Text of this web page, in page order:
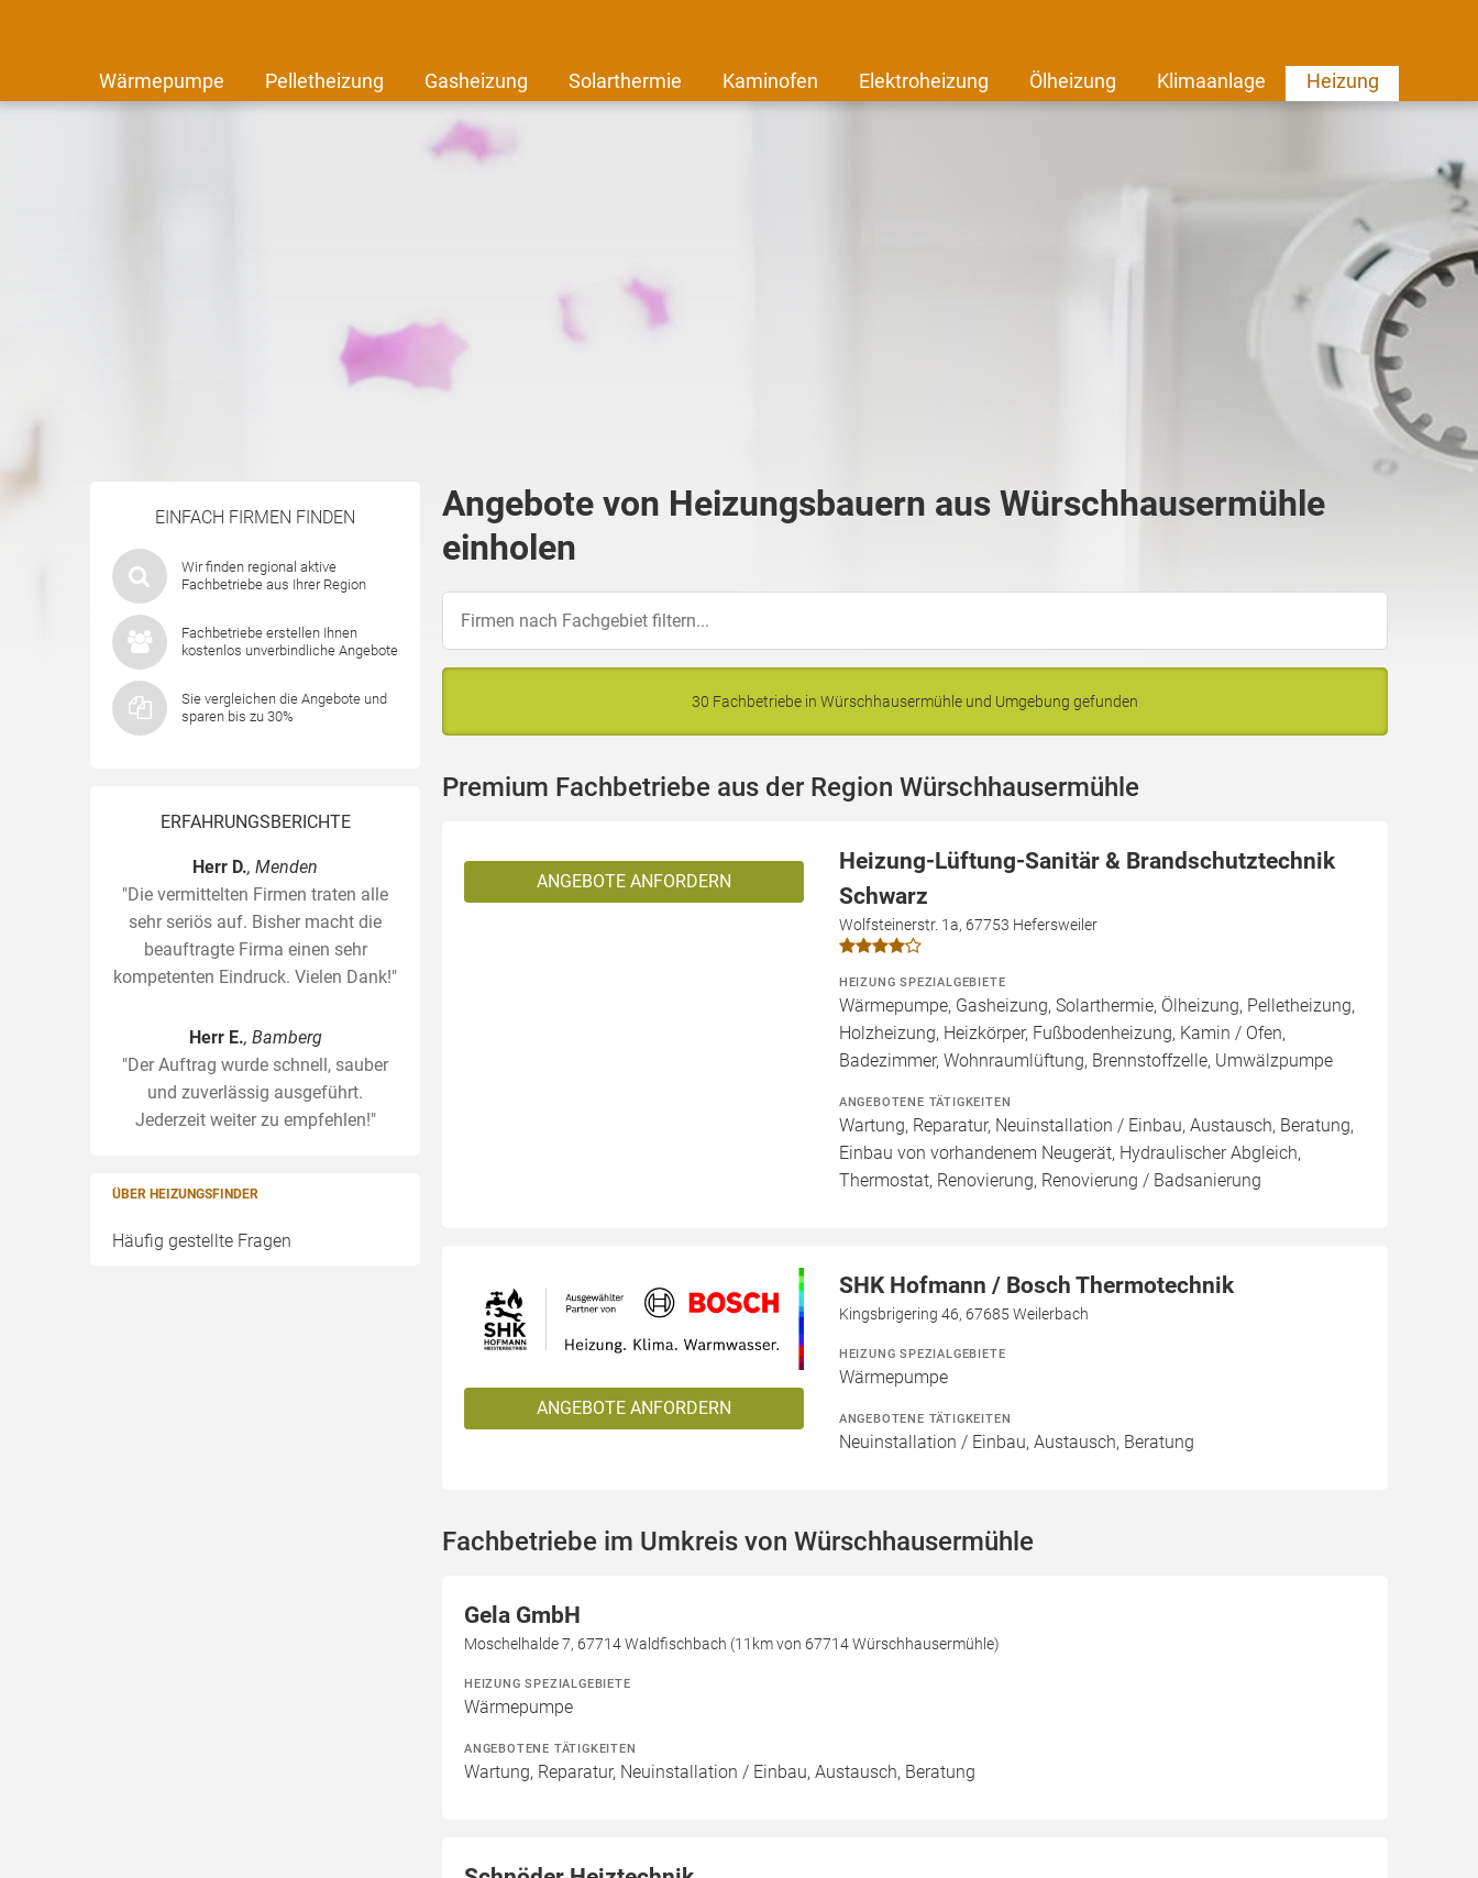
Wärmepumpe Pelletheizung Gasheizung Solarthermie Kaminofen Elektroheizung Ölheizung Klimaanlage Heizung
EINFACH FIRMEN FINDEN
Wir finden regional aktive
Fachbetriebe aus Ihrer Region
Fachbetriebe erstellen Ihnen
kostenlos unverbindliche Angebote
Sie vergleichen die Angebote und
sparen bis zu 30%
ERFAHRUNGSBERICHTE
Herr D., Menden
"Die vermittelten Firmen traten alle
sehr seriös auf. Bisher macht die
beauftragte Firma einen sehr
kompetenten Eindruck. Vielen Dank!"
Herr E., Bamberg
"Der Auftrag wurde schnell, sauber
und zuverlässig ausgeführt.
Jederzeit weiter zu empfehlen!"
ÜBER HEIZUNGSFINDER
Häufig gestellte Fragen
Angebote von Heizungsbauern aus Würschhausermühle
einholen
30 Fachbetriebe in Würschhausermühle und Umgebung gefunden
Premium Fachbetriebe aus der Region Würschhausermühle
ANGEBOTE ANFORDERN
Heizung-Lüftung-Sanitär & Brandschutztechnik
Schwarz
Wolfsteinerstr. 1a, 67753 Hefersweiler
HEIZUNG SPEZIALGEBIETE
Wärmepumpe, Gasheizung, Solarthermie, Ölheizung, Pelletheizung,
Holzheizung, Heizkörper, Fußbodenheizung, Kamin / Ofen,
Badezimmer, Wohnraumlüftung, Brennstoffzelle, Umwälzpumpe
ANGEBOTENE TÄTIGKEITEN
Wartung, Reparatur, Neuinstallation / Einbau, Austausch, Beratung,
Einbau von vorhandenem Neugerät, Hydraulischer Abgleich,
Thermostat, Renovierung, Renovierung / Badsanierung
ANGEBOTE ANFORDERN
SHK Hofmann / Bosch Thermotechnik
Kingsbrigering 46, 67685 Weilerbach
HEIZUNG SPEZIALGEBIETE
Wärmepumpe
ANGEBOTENE TÄTIGKEITEN
Neuinstallation / Einbau, Austausch, Beratung
Fachbetriebe im Umkreis von Würschhausermühle
Gela GmbH
Moschelhalde 7, 67714 Waldfischbach (11km von 67714 Würschhausermühle)
HEIZUNG SPEZIALGEBIETE
Wärmepumpe
ANGEBOTENE TÄTIGKEITEN
Wartung, Reparatur, Neuinstallation / Einbau, Austausch, Beratung